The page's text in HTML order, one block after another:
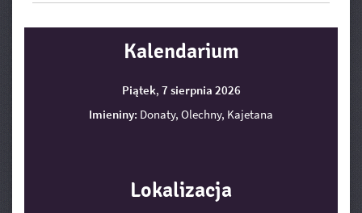
Kalendarium
Piątek, 7 sierpnia 2026
Imieniny: Donaty, Olechny, Kajetana
Lokalizacja